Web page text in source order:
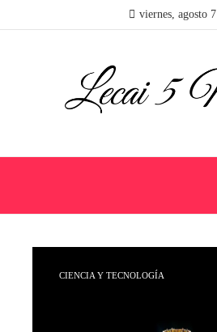
viernes, agosto 7
CIENCIA Y TECNOLOGÍA